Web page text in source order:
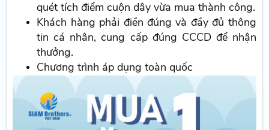
quét tích điểm cuộn dây vừa mua thành công.
Khách hàng phải điền đúng và đầy đủ thông
tin cá nhân, cung cấp đúng CCCD để nhận
thưởng.
Chương trình áp dụng toàn quốc